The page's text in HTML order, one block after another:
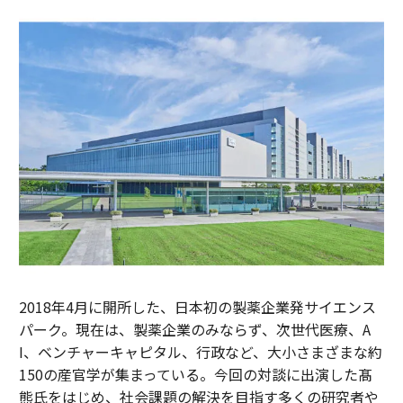
2018年4月に開所した、日本初の製薬企業発サイエンス
パーク。現在は、製薬企業のみならず、次世代医療、A
I、ベンチャーキャピタル、行政など、大小さまざまな約
150の産官学が集まっている。今回の対談に出演した髙
熊氏をはじめ、社会課題の解決を目指す多くの研究者や